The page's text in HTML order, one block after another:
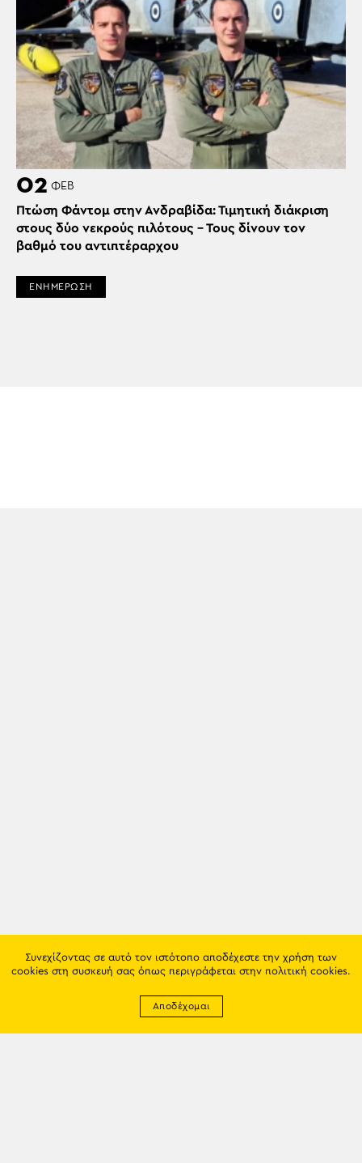
02 ΦΕΒ
Πτώση Φάντομ στην Ανδραβίδα: Τιμητική διάκριση
στους δύο νεκρούς πιλότους – Τους δίνουν τον
βαθμό του αντιπτέραρχου
ΕΝΗΜΕΡΩΣΗ
Συνεχίζοντας σε αυτό τον ιστότοπο αποδέχεστε την χρήση των
cookies στη συσκευή σας όπως περιγράφεται στην πολιτική cookies.
Αποδέχομαι